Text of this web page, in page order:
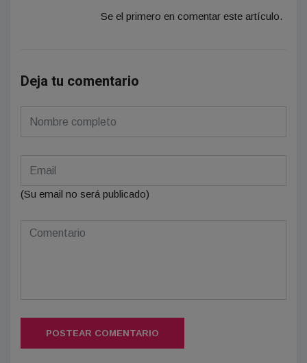
Se el primero en comentar este artículo.
Deja tu comentario
(Su email no será publicado)
POSTEAR COMENTARIO